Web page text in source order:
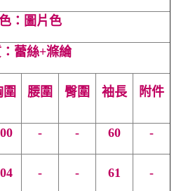
：圖片色
蕾絲+滌綸
圍 腰圍 臀圍 袖長 附件
- - 60 -
- - 61 -